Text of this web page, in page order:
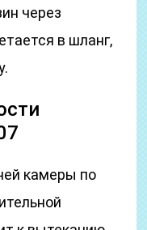
через
в шланг,
камеры по